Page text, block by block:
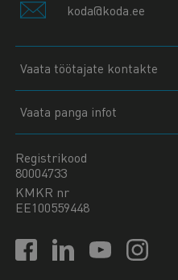
koda@koda.ee
Vaata töötajate kontakte
Vaata panga infot
Registrikood
80004733
KMKR nr
EE100559448